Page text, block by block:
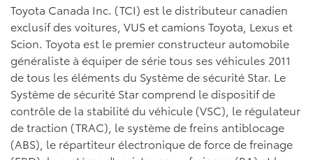
Toyota Canada Inc. (TCI) est le distributeur canadien
exclusif des voitures, VUS et camions Toyota, Lexus et
Scion. Toyota est le premier constructeur automobile
généraliste à équiper de série tous ses véhicules 2011
de tous les éléments du Système de sécurité Star. Le
Système de sécurité Star comprend le dispositif de
contrôle de la stabilité du véhicule (VSC), le régulateur
de traction (TRAC), le système de freins antiblocage
(ABS), le répartiteur électronique de force de freinage